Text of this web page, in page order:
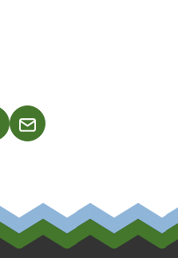
(Verwijst
e-
mailadres)